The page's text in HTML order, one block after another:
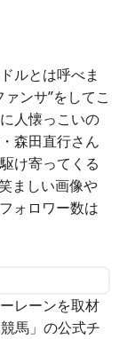
ルとは呼べま
ンサ”をしてこ
人懐っこいの
森田直行さん
け寄ってくる
ましい画像や
ォロワー数は
レーンを取材
馬」の公式チ